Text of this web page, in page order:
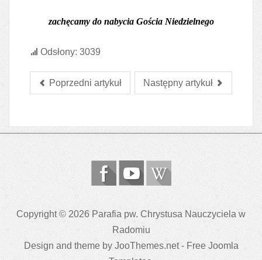
zachęcamy do nabycia Gościa Niedzielnego
Odsłony: 3039
Poprzedni artykuł Następny artykuł
Copyright © 2026 Parafia pw. Chrystusa Nauczyciela w
Radomiu
Design and theme by JooThemes.net -Free Joomla